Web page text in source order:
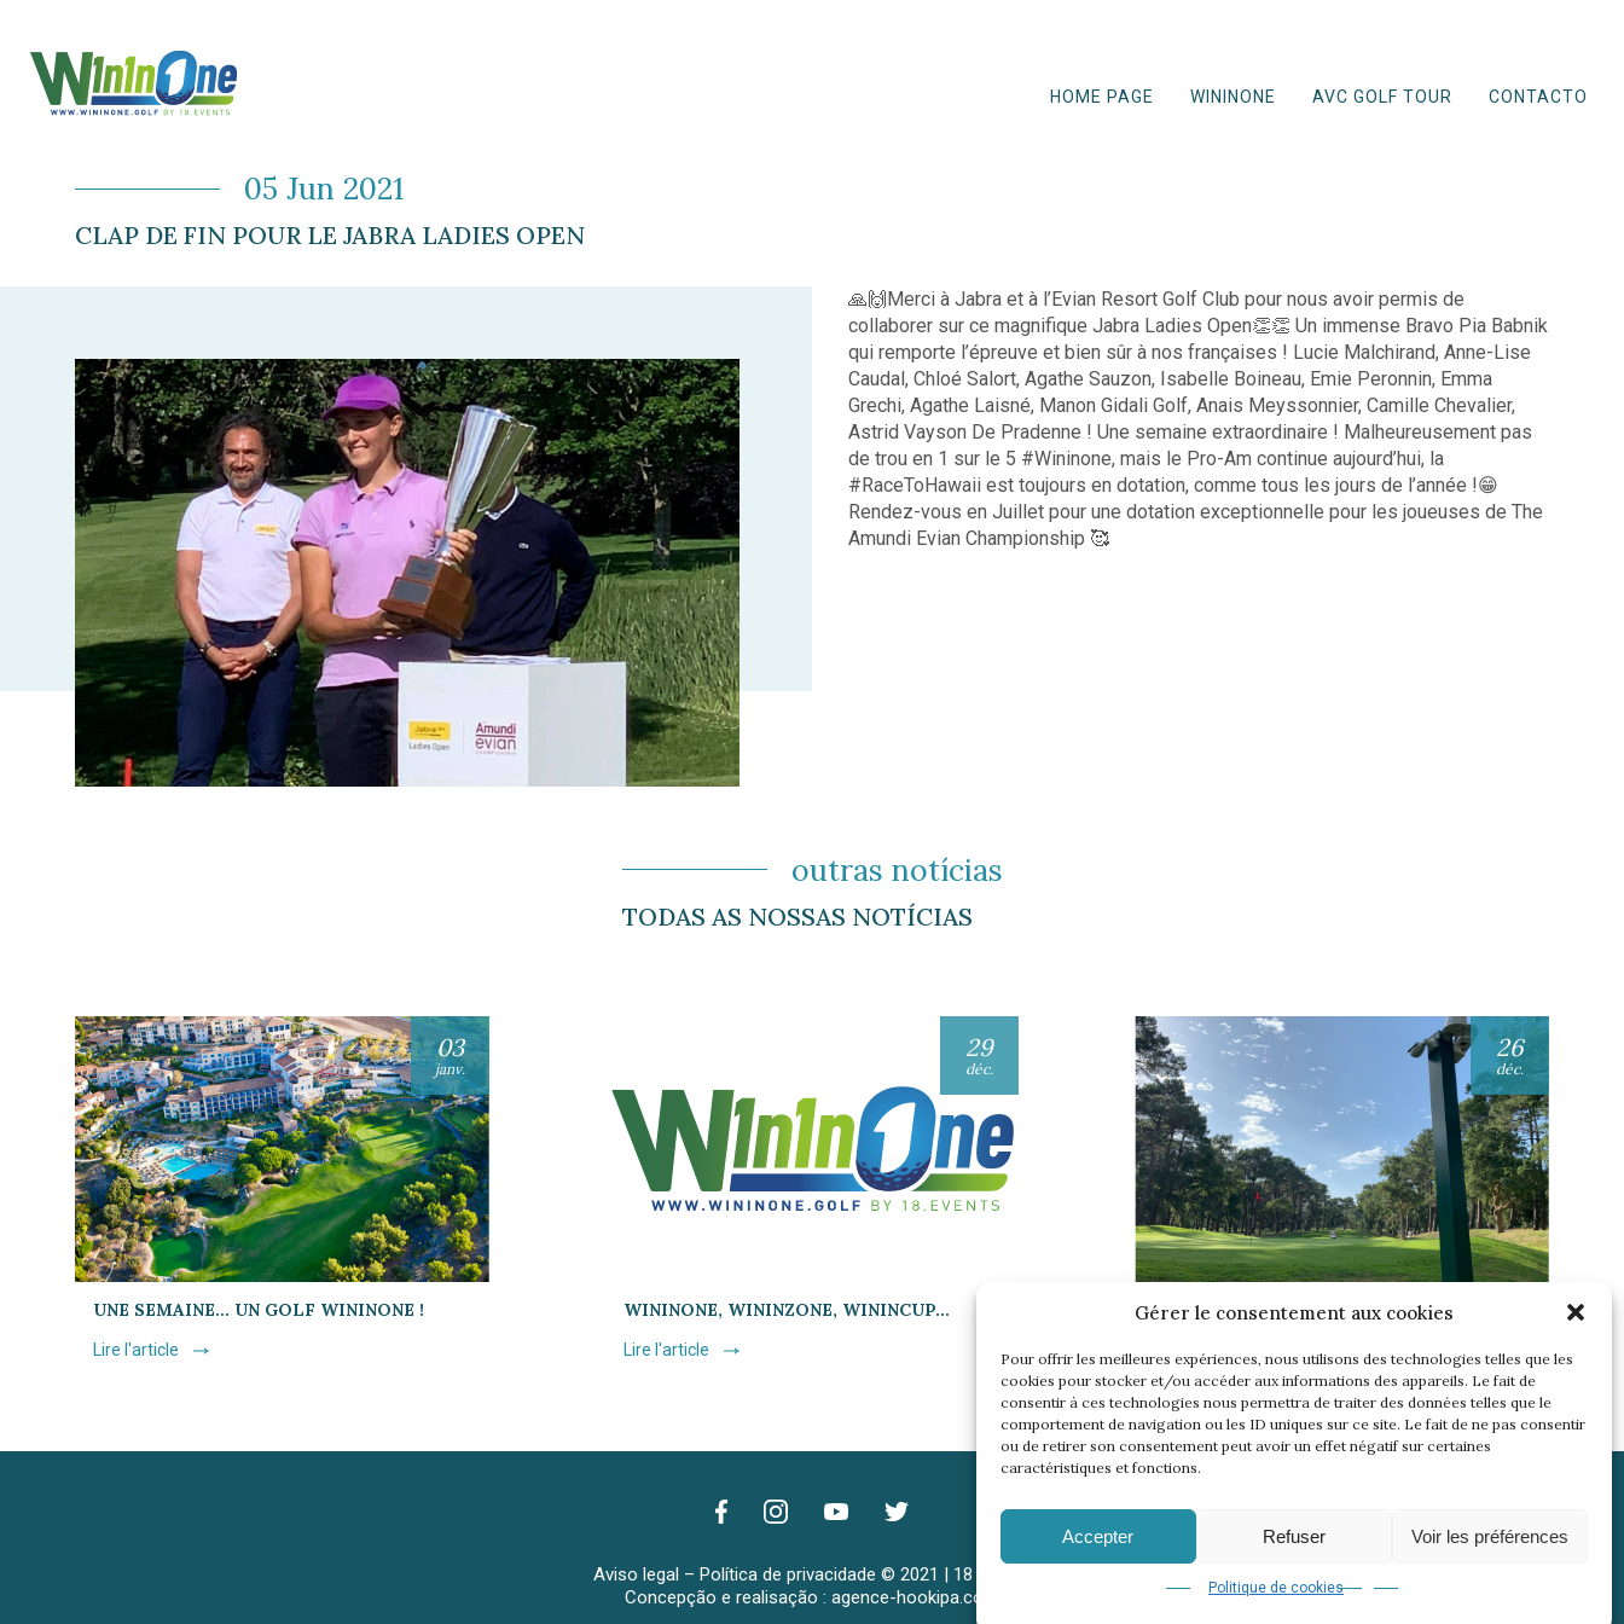
Gérer le consentement aux cookies
Pour offrir les meilleures expériences, nous utilisons des technologies telles que les
cookies pour stocker et/ou accéder aux informations des appareils. Le fait de
consentir à ces technologies nous permettra de traiter des données telles que le
comportement de navigation ou les ID uniques sur ce site. Le fait de ne pas consentir
ou de retirer son consentement peut avoir un effet négatif sur certaines
caractéristiques et fonctions.
Accepter Refuser Voir les préférences
Politique de cookies
HOME PAGE WININONE AVC GOLF TOUR CONTACTO
05 Jun 2021
CLAP DE FIN POUR LE JABRA LADIES OPEN
🙏🙌Merci à Jabra et à l’Evian Resort Golf Club pour nous avoir permis de
collaborer sur ce magnifique Jabra Ladies Open👏👏 Un immense Bravo Pia Babnik
qui remporte l’épreuve et bien sûr à nos françaises ! Lucie Malchirand, Anne-Lise
Caudal, Chloé Salort, Agathe Sauzon, Isabelle Boineau, Emie Peronnin, Emma
Grechi, Agathe Laisné, Manon Gidali Golf, Anais Meyssonnier, Camille Chevalier,
Astrid Vayson De Pradenne ! Une semaine extraordinaire ! Malheureusement pas
de trou en 1 sur le 5 #Wininone, mais le Pro-Am continue aujourd’hui, la
#RaceToHawaii est toujours en dotation, comme tous les jours de l’année !😁
Rendez-vous en Juillet pour une dotation exceptionnelle pour les joueuses de The
Amundi Evian Championship 🥰
outras notícias
TODAS AS NOSSAS NOTÍCIAS
03
janv.
UNE SEMAINE… UN GOLF WININONE !
Lire l'article
29
déc.
WININONE, WININZONE, WININCUP…
Lire l'article
26
déc.
UNE SEMAINE… TOUS LES GOLFS
Lire l'article
Aviso legal – Política de privacidade © 2021 | 18 events
Concepção e realisação : agence-hookipa.com